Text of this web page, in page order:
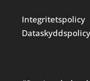
Integritetspolicy
Dataskyddspolicy